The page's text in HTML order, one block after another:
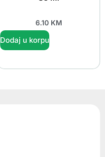
6.10 KM
Dodaj u korpu